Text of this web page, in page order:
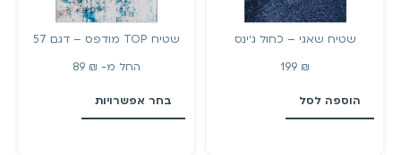
שטיח שאגי – כחול ג׳ינס
199 ₪
הוספה לסל
שטיח TOP מודפס – דגם 57
החל מ-
89 ₪
בחר אפשרויות